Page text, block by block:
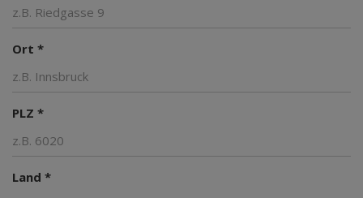
Ort *
PLZ *
Land *